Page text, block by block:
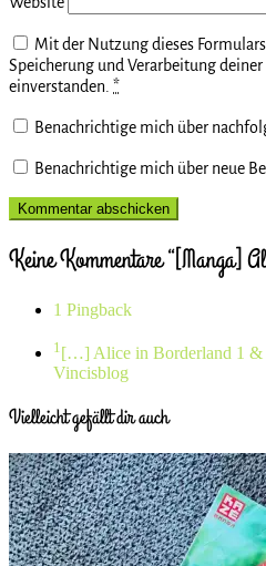
Mit der Nutzung dieses
Speicherung und Verarbeitung
einverstanden. *
Benachrichtige mich über
Benachrichtige mich über neue
Keine Kommentare “[Manga]
1 Pingback
1 […] Alice in Borderland 1
Vincisblog
Vielleicht gefällt dir auch